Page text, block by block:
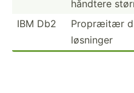
håndtere
IBM Db2
Propræitær
løs­ninger